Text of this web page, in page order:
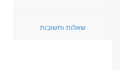
שאלות ותשובות